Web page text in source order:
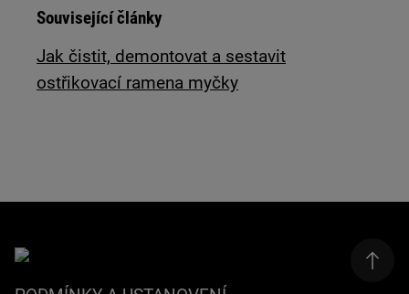
Související články
Jak čistit, demontovat a sestavit
ostřikovací ramena myčky